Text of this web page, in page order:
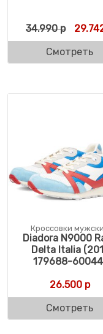
34.990р
Смотреть
Кроссовки
Diadora N9000
Delta Italia
179688-
26.500р
Смотреть